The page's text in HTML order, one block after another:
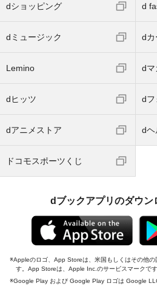
dショッピング d
dミュージック dカ
Lemino dマ
dヒッツ dフ
dアニメストア dヘ
ドコモスポーツくじ
dブックアプリのダウン
Appleのロゴ、App Storeは、米国もしくはその他
す。App Storeは、Apple Inc.のサービスマークです
Google Play および Google Play ロゴは Google